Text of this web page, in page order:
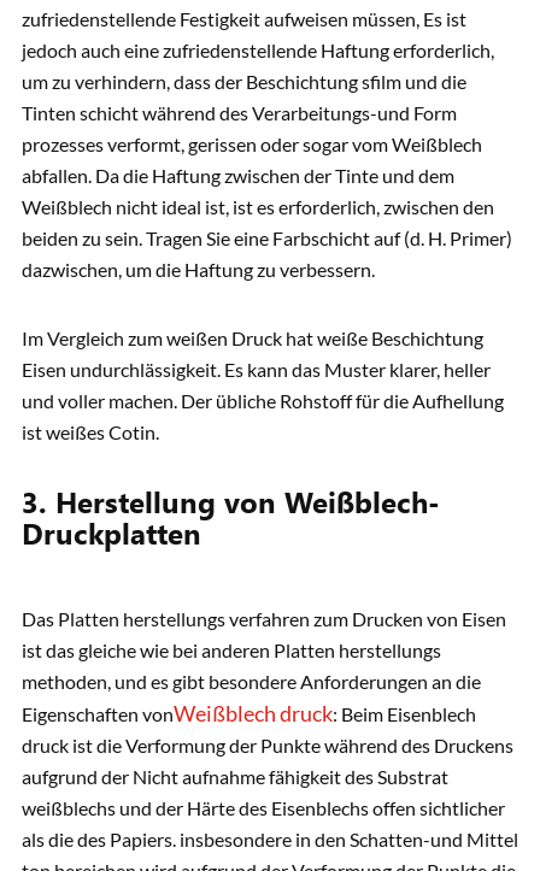
zufriedenstellende Festigkeit aufweisen müssen, Es ist
jedoch auch eine zufriedenstellende Haftung erforderlich,
um zu verhindern, dass der Beschichtung sfilm und die
Tinten schicht während des Verarbeitungs-und Form
prozesses verformt, gerissen oder sogar vom Weißblech
abfallen. Da die Haftung zwischen der Tinte und dem
Weißblech nicht ideal ist, ist es erforderlich, zwischen den
beiden zu sein. Tragen Sie eine Farbschicht auf (d. H. Primer)
dazwischen, um die Haftung zu verbessern.
Im Vergleich zum weißen Druck hat weiße Beschichtung
Eisen undurchlässigkeit. Es kann das Muster klarer, heller
und voller machen. Der übliche Rohstoff für die Aufhellung
ist weißes Cotin.
3. Herstellung von Weißblech-
Druckplatten
Das Platten herstellungs verfahren zum Drucken von Eisen
ist das gleiche wie bei anderen Platten herstellungs
methoden, und es gibt besondere Anforderungen an die
Eigenschaften vonWeißblech druck: Beim Eisenblech
druck ist die Verformung der Punkte während des Druckens
aufgrund der Nicht aufnahme fähigkeit des Substrat
weißblechs und der Härte des Eisenblechs offen sichtlicher
als die des Papiers. insbesondere in den Schatten-und Mittel